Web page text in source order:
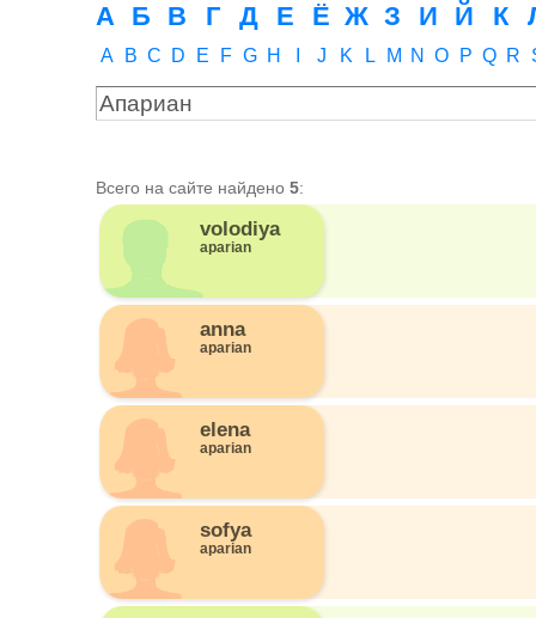
А Б В Г Д Е Ё Ж З И Й К
A B C D E F G H J K L M N O P Q R
Всего на сайте найдено 5:
volodiya
aparian
anna
aparian
elena
aparian
sofya
aparian